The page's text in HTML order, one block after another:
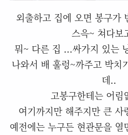
외출하고 집에 오면 봉구가
스윽~ 쳐다보
뭐~ 다른 집 ...싸가지 있는
나와서 배 훌렁~까주고 박치
데..
고봉구한테는 어림
여기까지만 해주지만 큰 사
예전에는 누구든 현관문을 열